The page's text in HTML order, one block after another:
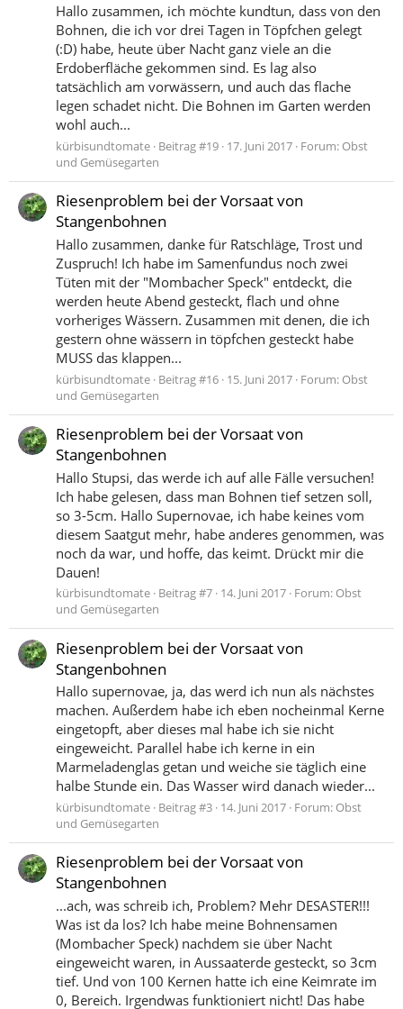
Hallo zusammen, ich möchte kundtun, dass von den
Bohnen, die ich vor drei Tagen in Töpfchen gelegt
(:D) habe, heute über Nacht ganz viele an die
Erdoberfläche gekommen sind. Es lag also
tatsächlich am vorwässern, und auch das flache
legen schadet nicht. Die Bohnen im Garten werden
wohl auch...
kürbisundtomate Beitrag #19 17. Juni 2017 Forum: Obst
und Gemüsegarten
Riesenproblem bei der Vorsaat von
Stangenbohnen
Hallo zusammen, danke für Ratschläge, Trost und
Zuspruch! Ich habe im Samenfundus noch zwei
Tüten mit der "Mombacher Speck" entdeckt, die
werden heute Abend gesteckt, flach und ohne
vorheriges Wässern. Zusammen mit denen, die ich
gestern ohne wässern in töpfchen gesteckt habe
MUSS das klappen...
kürbisundtomate Beitrag #16 15. Juni 2017 Forum: Obst
und Gemüsegarten
Riesenproblem bei der Vorsaat von
Stangenbohnen
Hallo Stupsi, das werde ich auf alle Fälle versuchen!
Ich habe gelesen, dass man Bohnen tief setzen soll,
so 3-5cm. Hallo Supernovae, ich habe keines vom
diesem Saatgut mehr, habe anderes genommen, was
noch da war, und hoffe, das keimt. Drückt mir die
Dauen!
kürbisundtomate Beitrag #7 14. Juni 2017 Forum: Obst
und Gemüsegarten
Riesenproblem bei der Vorsaat von
Stangenbohnen
Hallo supernovae, ja, das werd ich nun als nächstes
machen. Außerdem habe ich eben nocheinmal Kerne
eingetopft, aber dieses mal habe ich sie nicht
eingeweicht. Parallel habe ich kerne in ein
Marmeladenglas getan und weiche sie täglich eine
halbe Stunde ein. Das Wasser wird danach wieder...
kürbisundtomate Beitrag #3 14. Juni 2017 Forum: Obst
und Gemüsegarten
Riesenproblem bei der Vorsaat von
Stangenbohnen
...ach, was schreib ich, Problem? Mehr DESASTER!!!
Was ist da los? Ich habe meine Bohnensamen
(Mombacher Speck) nachdem sie über Nacht
eingeweicht waren, in Aussaaterde gesteckt, so 3cm
tief. Und von 100 Kernen hatte ich eine Keimrate im
0, Bereich. Irgendwas funktioniert nicht! Das habe